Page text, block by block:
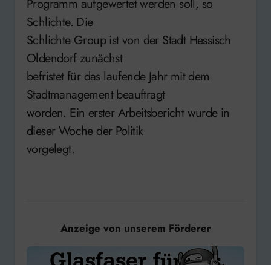
Programm aufgewertet werden soll, so
Schlichte. Die
Schlichte Group ist von der Stadt Hessisch
Oldendorf zunächst
befristet für das laufende Jahr mit dem
Stadtmanagement beauftragt
worden. Ein erster Arbeitsbericht wurde in
dieser Woche der Politik
vorgelegt.
Anzeige von unserem Förderer